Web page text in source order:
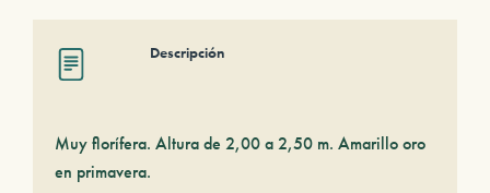
Descripción
Muy florífera. Altura de 2,00 a 2,50 m. Amarillo oro
en primavera.